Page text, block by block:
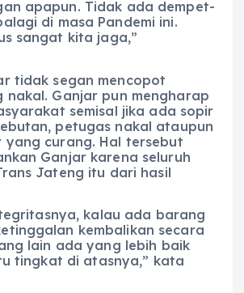
apapun. Tidak ada dempet-
di masa Pandemi ini.
sangat kita jaga,”
tidak segan mencopot
nakal. Ganjar pun mengharap
semisal jika ada sopir
petugas nakal ataupun
curang. Hal tersebut
Ganjar karena seluruh
Jateng itu dari hasil
kalau ada barang
kembalikan secara
lain ada yang lebih baik
tingkat di atasnya,” kata